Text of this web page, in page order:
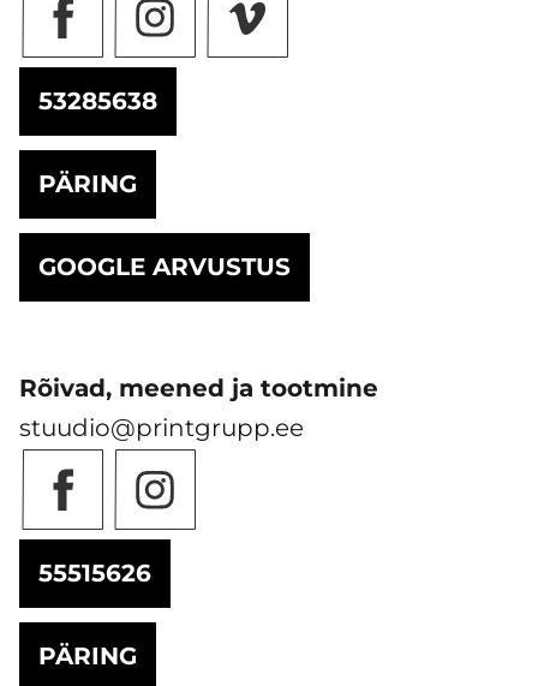
53285638
PÄRING
GOOGLE ARVUSTUS
Rõivad, meened ja tootmine
stuudio@printgrupp.ee
55515626
PÄRING